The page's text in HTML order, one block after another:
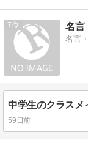
7 名言
名言
59日前